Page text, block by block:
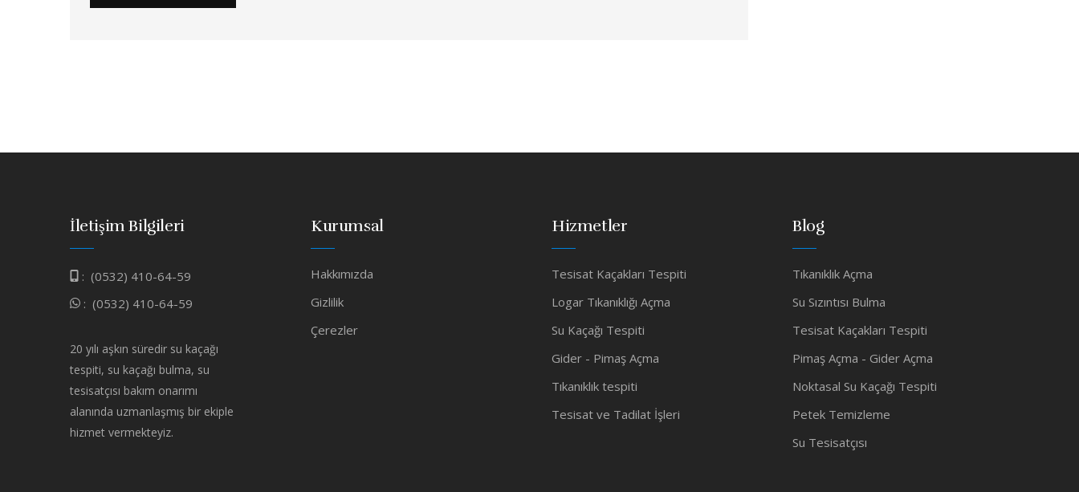
İletişim Bilgileri
: (0532) 410-64-59
: (0532) 410-64-59
20 yılı aşkın süredir su kaçağı
tespiti, su kaçağı bulma, su
tesisatçısı bakım onarımı
alanında uzmanlaşmış bir ekiple
hizmet vermekteyiz.
Kurumsal
Hakkımızda
Gizlilik
Çerezler
Hizmetler
Tesisat Kaçakları Tespiti
Logar Tıkanıklığı Açma
Su Kaçağı Tespiti
Gider - Pimaş Açma
Tıkanıklık tespiti
Tesisat ve Tadilat İşleri
Blog
Tıkanıklık Açma
Su Sızıntısı Bulma
Tesisat Kaçakları Tespiti
Pimaş Açma - Gider Açma
Noktasal Su Kaçağı Tespiti
Petek Temizleme
Su Tesisatçısı